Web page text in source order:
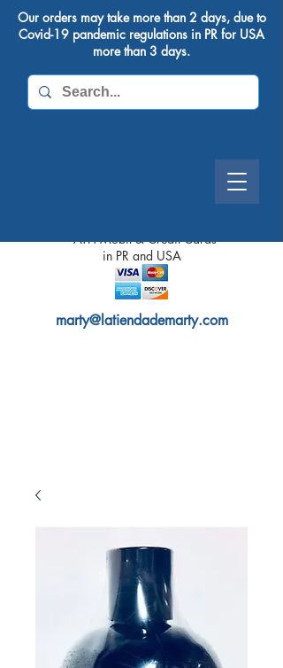
- ATH Mobil & Credit Cards
in PR and USA
marty@latiendademarty.com
Our orders may take more than 2 days, due to
Covid-19 pandemic regulations in PR for USA
more than 3 days.